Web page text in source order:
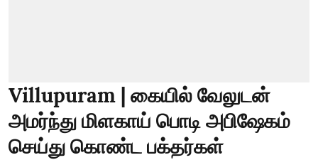
Villupuram | கையில் வேலுடன்
அமர்ந்து மிளகாய் பொடி அபிஷேகம்
செய்து கொண்ட பக்தர்கள்